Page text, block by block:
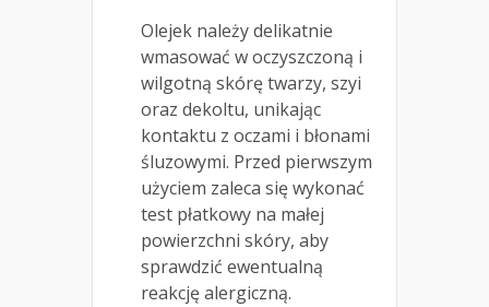
Olejek należy delikatnie
wmasować w oczyszczoną i
wilgotną skórę twarzy, szyi
oraz dekoltu, unikając
kontaktu z oczami i błonami
śluzowymi. Przed pierwszym
użyciem zaleca się wykonać
test płatkowy na małej
powierzchni skóry, aby
sprawdzić ewentualną
reakcję alergiczną.